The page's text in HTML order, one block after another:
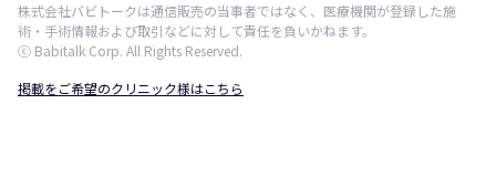
株式会社バビトークは通信販売の当事者ではなく、医療機関が登録した施
術・手術情報および取引などに対して責任を負いかねます。
ⓒ Babitalk Corp. All Rights Reserved.
掲載をご希望のクリニック様はこちら